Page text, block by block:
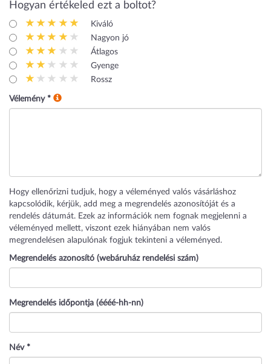
Hogyan értékeled ezt a boltot?
Kiváló
Nagyon jó
Átlagos
Gyenge
Rossz
Vélemény *
Hogy ellenőrizni tudjuk, hogy a véleményed valós vásárláshoz
kapcsolódik, kérjük, add meg a megrendelés azonosítóját és a
rendelés dátumát. Ezek az információk nem fognak megjelenni a
véleményed mellett, viszont ezek hiányában nem valós
megrendelésen alapulónak fogjuk tekinteni a véleményed.
Megrendelés azonosító (webáruház rendelési szám)
Megrendelés időpontja (éééé-hh-nn)
Név *